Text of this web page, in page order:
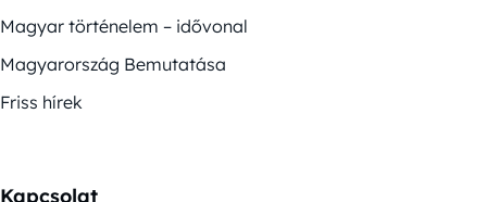
Magyar történelem – idővonal
Magyarország Bemutatása
Friss hírek
Kapcsolat